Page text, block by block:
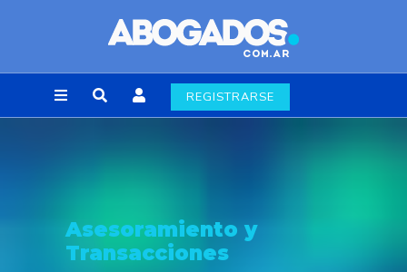
REGISTRARSE
Asesoramiento y
Transacciones